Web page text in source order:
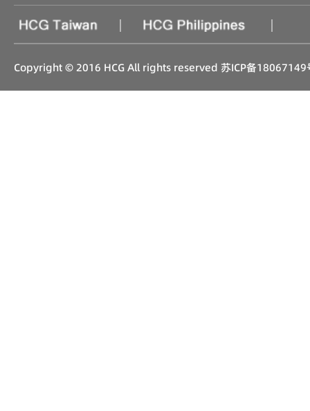
| |
Copyright © 2016 HCG All rights reserved 苏ICP备